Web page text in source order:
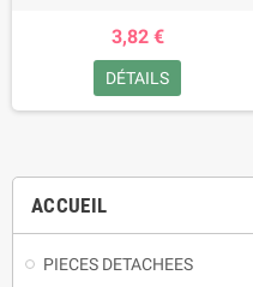
ACCUEIL
PIECES DETACHEES
3,82 €
DÉTAILS